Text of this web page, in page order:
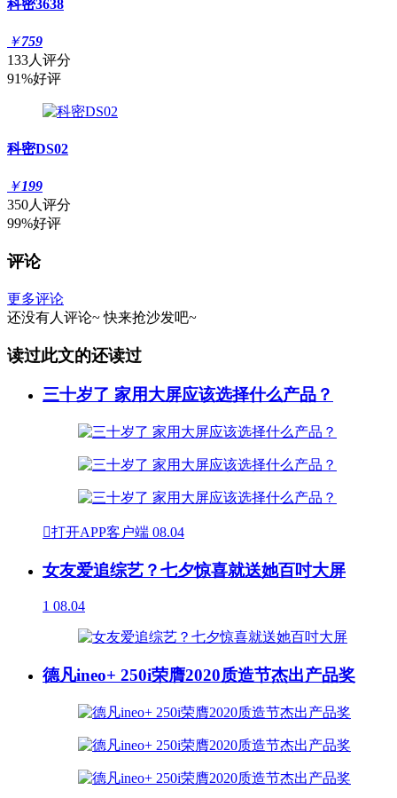
科密3638
￥759
133人评分
91%好评
科密DS02
￥199
350人评分
99%好评
评论
更多评论
还没有人评论~ 快来抢沙发吧~
读过此文的还读过
三十岁了 家用大屏应该选择什么产品？
打开APP客户端 08.04
女友爱追综艺？七夕惊喜就送她百吋大屏
1 08.04
德凡ineo+ 250i荣膺2020质造节杰出产品奖